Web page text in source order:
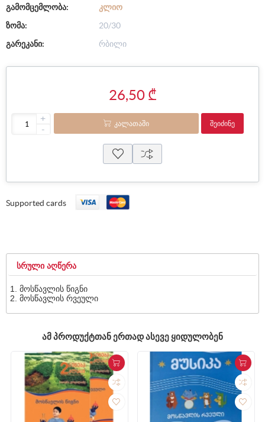
გამომცემლობა:
ᲙᲚᲘᲝ
ზომა:
20/30
გარეკანი:
რბილი
26,50 ₾
+
-
ᲙᲐᲚᲐᲗᲐᲨᲘ ᲨᲔᲘᲫᲘᲜᲔ
Supported cards
ᲡᲠᲣᲚᲘ ᲐᲦᲬᲔᲠᲐ
მოსწავლის წიგნი
მოსწავლის რვეული
ᲐᲛ ᲞᲠᲝᲓᲣᲥᲢᲗᲐᲜ ᲔᲠᲗᲐᲓ ᲐᲡᲔᲕᲔ ᲧᲘᲓᲣᲚᲝᲑᲔᲜ